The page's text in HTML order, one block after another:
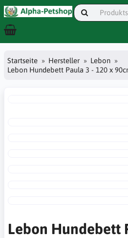
Startseite Hersteller
Lebon
Lebon Hundebett Paula 3 - 120 x
Lebon Hundebett